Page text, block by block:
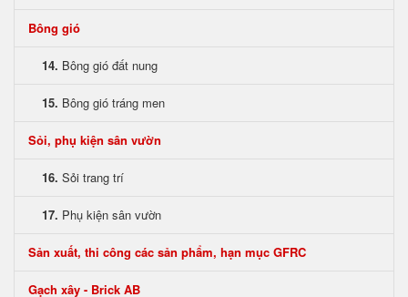
Bông gió
14. Bông gió đất nung
15. Bông gió tráng men
Sỏi, phụ kiện sân vườn
16. Sỏi trang trí
17. Phụ kiện sân vườn
Sản xuất, thi công các sản phẩm, hạn mục GFRC
Gạch xây - Brick AB